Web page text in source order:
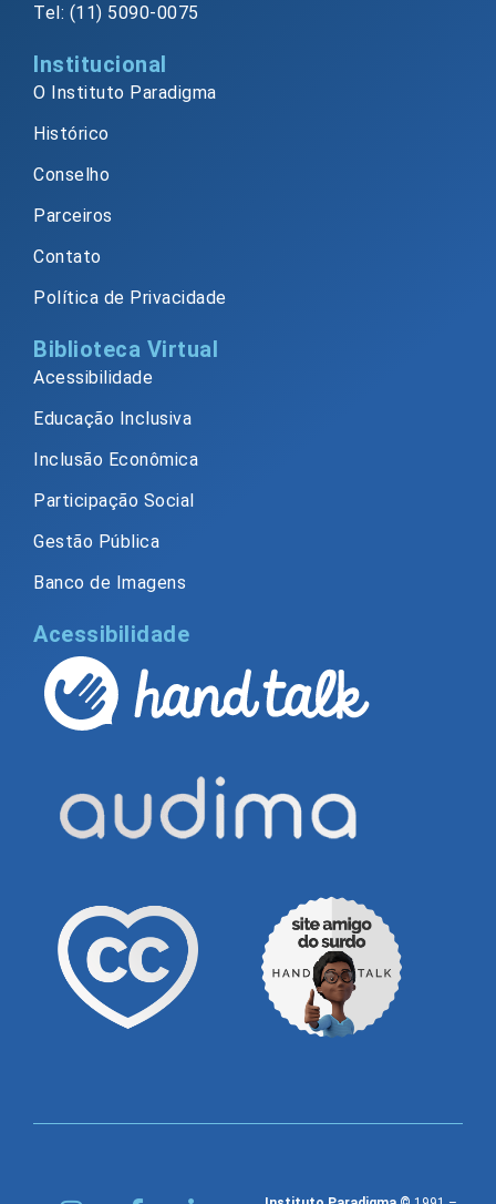
Tel: (11) 5090-0075
Institucional
O Instituto Paradigma
Histórico
Conselho
Parceiros
Contato
Política de Privacidade
Biblioteca Virtual
Acessibilidade
Educação Inclusiva
Inclusão Econômica
Participação Social
Gestão Pública
Banco de Imagens
Acessibilidade